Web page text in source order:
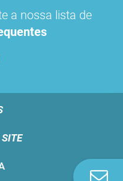
a nossa lista de
SITE